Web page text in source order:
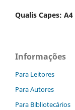
Qualis Capes: A4
Informações
Para Leitores
Para Autores
Para Bibliotecários